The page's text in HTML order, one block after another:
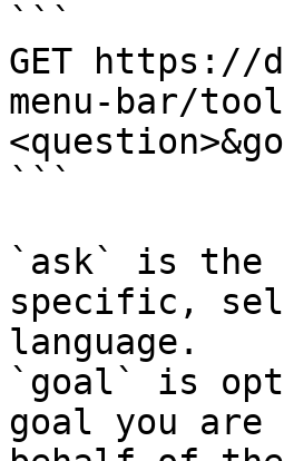
```
GET https://
menu-bar/
```
`ask` is the
specific,
language.
`goal` is
goal you